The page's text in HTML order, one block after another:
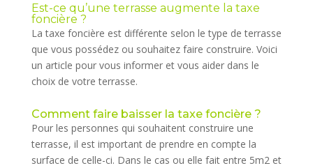
Est-ce qu’une terrasse augmente la taxe
foncière ?
La taxe foncière est différente selon le type de terrasse
que vous possédez ou souhaitez faire construire. Voici
un article pour vous informer et vous aider dans le
choix de votre terrasse.
Comment faire baisser la taxe foncière ?
Pour les personnes qui souhaitent construire une
terrasse, il est important de prendre en compte la
surface de celle-ci. Dans le cas ou elle fait entre 5m2 et